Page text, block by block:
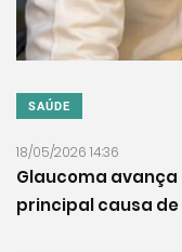
SAÚDE
18/05/2026 14:36
Glaucoma avança
principal causa